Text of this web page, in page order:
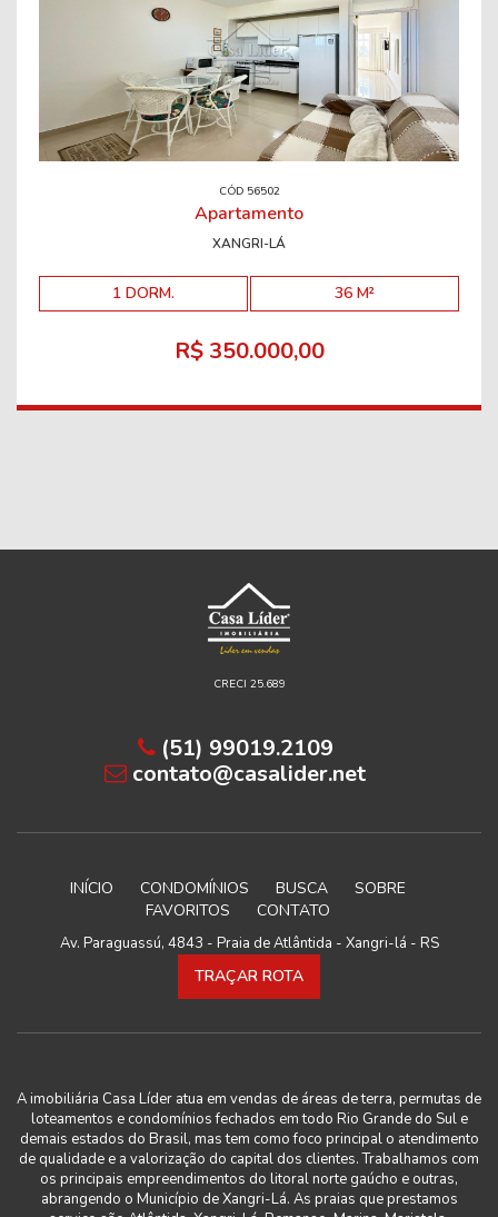
CÓD 56502
Apartamento
XANGRI-LÁ
1 DORM. 36 M²
R$ 350.000,00
CRECI 25.689
(51) 99019.2109
contato@casalider.net
INÍCIO CONDOMÍNIOS BUSCA
SOBRE
FAVORITOS
CONTATO
Av. Paraguassú, 4843 - Praia de Atlântida - Xangri-lá - RS
TRAÇAR ROTA
A imobiliária Casa Líder atua em vendas de áreas de terra, permutas de
loteamentos e condomínios fechados em todo Rio Grande do Sul e
demais estados do Brasil, mas tem como foco principal o atendimento
de qualidade e a valorização do capital dos clientes. Trabalhamos com
os principais empreendimentos do litoral norte gaúcho e outras,
abrangendo o Município de Xangri-Lá. As praias que prestamos